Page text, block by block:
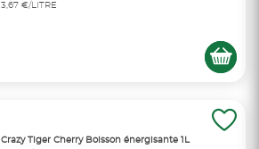
3,67 €/LITRE
Crazy Tiger Cherry Boisson énergisante 1L